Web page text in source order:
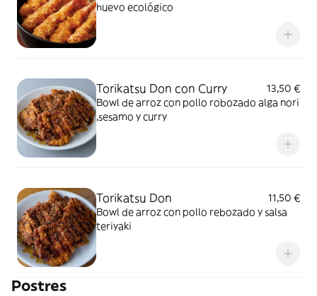
huevo ecológico
Torikatsu Don con Curry
13,50 €
Bowl de arroz con pollo robozado alga nori
,sesamo y curry
Torikatsu Don
11,50 €
Bowl de arroz con pollo rebozado y salsa
teriyaki
Postres